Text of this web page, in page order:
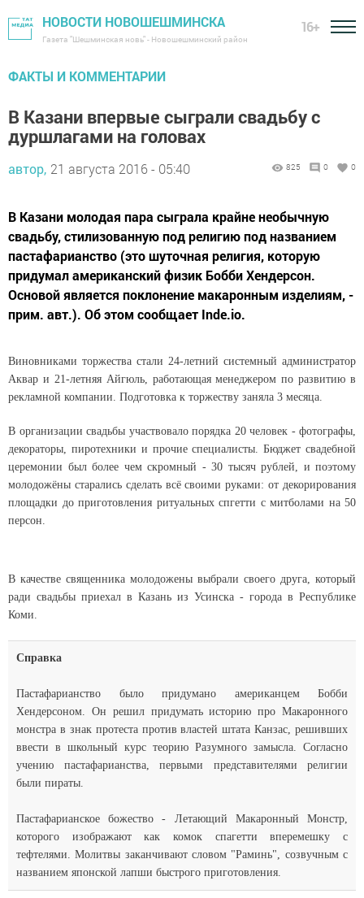
НОВОСТИ НОВОШЕШМИНСКА
Газета "Шешминская новь" - Новошешминский район
16+
ФАКТЫ И КОММЕНТАРИИ
В Казани впервые сыграли свадьбу с
дуршлагами на головах
автор, 21 августа 2016 - 05:40 825 0 0
В Казани молодая пара сыграла крайне необычную
свадьбу, стилизованную под религию под названием
пастафарианство (это шуточная религия, которую
придумал американский физик Бобби Хендерсон.
Основой является поклонение макаронным изделиям, -
прим. авт.). Об этом сообщает Inde.io.
Виновниками торжества стали 24-летний системный администратор
Аквар и 21-летняя Айгюль, работающая менеджером по развитию в
рекламной компании. Подготовка к торжеству заняла 3 месяца.
В организации свадьбы участвовало порядка 20 человек - фотографы,
декораторы, пиротехники и прочие специалисты. Бюджет свадебной
церемонии был более чем скромный - 30 тысяч рублей, и поэтому
молодожёны старались сделать всё своими руками: от декорирования
площадки до приготовления ритуальных спгетти с митболами на 50
персон.
В качестве священника молодожены выбрали своего друга, который
ради свадьбы приехал в Казань из Усинска - города в Республике
Коми.
Справка
Пастафарианство было придумано американцем Бобби
Хендерсоном. Он решил придумать историю про Макаронного
монстра в знак протеста против властей штата Канзас, решивших
ввести в школьный курс теорию Разумного замысла. Согласно
учению пастафарианства, первыми представителями религии
были пираты.
Пастафарианское божество - Летающий Макаронный Монстр,
которого изображают как комок спагетти вперемешку с
тефтелями. Молитвы заканчивают словом "Раминь", созвучным с
названием японской лапши быстрого приготовления.